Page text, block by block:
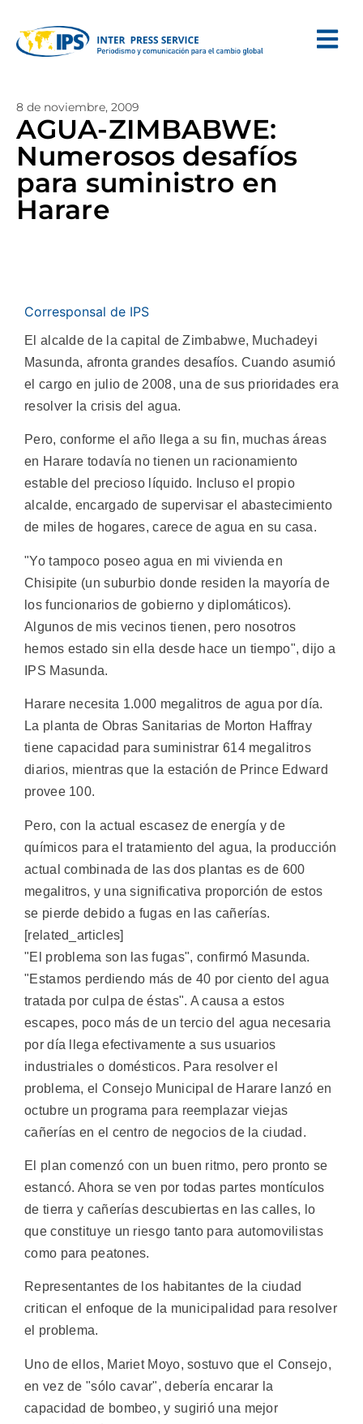
8 de noviembre, 2009
AGUA-ZIMBABWE:
Numerosos desafíos
para suministro en
Harare
Corresponsal de IPS
El alcalde de la capital de Zimbabwe, Muchadeyi
Masunda, afronta grandes desafíos. Cuando asumió
el cargo en julio de 2008, una de sus prioridades era
resolver la crisis del agua.
Pero, conforme el año llega a su fin, muchas áreas
en Harare todavía no tienen un racionamiento
estable del precioso líquido. Incluso el propio
alcalde, encargado de supervisar el abastecimiento
de miles de hogares, carece de agua en su casa.
"Yo tampoco poseo agua en mi vivienda en
Chisipite (un suburbio donde residen la mayoría de
los funcionarios de gobierno y diplomáticos).
Algunos de mis vecinos tienen, pero nosotros
hemos estado sin ella desde hace un tiempo", dijo a
IPS Masunda.
Harare necesita 1.000 megalitros de agua por día.
La planta de Obras Sanitarias de Morton Haffray
tiene capacidad para suministrar 614 megalitros
diarios, mientras que la estación de Prince Edward
provee 100.
Pero, con la actual escasez de energía y de
químicos para el tratamiento del agua, la producción
actual combinada de las dos plantas es de 600
megalitros, y una significativa proporción de estos
se pierde debido a fugas en las cañerías.
[related_articles]
"El problema son las fugas", confirmó Masunda.
"Estamos perdiendo más de 40 por ciento del agua
tratada por culpa de éstas". A causa a estos
escapes, poco más de un tercio del agua necesaria
por día llega efectivamente a sus usuarios
industriales o domésticos. Para resolver el
problema, el Consejo Municipal de Harare lanzó en
octubre un programa para reemplazar viejas
cañerías en el centro de negocios de la ciudad.
El plan comenzó con un buen ritmo, pero pronto se
estancó. Ahora se ven por todas partes montículos
de tierra y cañerías descubiertas en las calles, lo
que constituye un riesgo tanto para automovilistas
como para peatones.
Representantes de los habitantes de la ciudad
critican el enfoque de la municipalidad para resolver
el problema.
Uno de ellos, Mariet Moyo, sostuvo que el Consejo,
en vez de "sólo cavar", debería encarar la
capacidad de bombeo, y sugirió una mejor